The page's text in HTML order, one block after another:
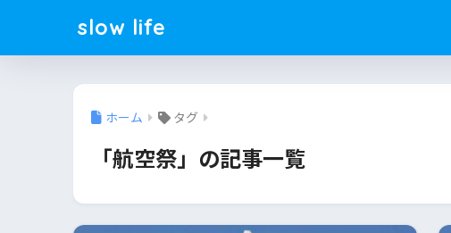
slow life
ホーム タグ
「航空祭」の記事一覧